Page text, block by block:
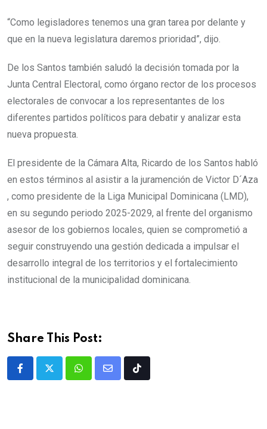
“Como legisladores tenemos una gran tarea por delante y
que en la nueva legislatura daremos prioridad”, dijo.
De los Santos también saludó la decisión tomada por la
Junta Central Electoral, como órgano rector de los procesos
electorales de convocar a los representantes de los
diferentes partidos políticos para debatir y analizar esta
nueva propuesta.
El presidente de la Cámara Alta, Ricardo de los Santos habló
en estos términos al asistir a la juramención de Victor D´Aza
, como presidente de la Liga Municipal Dominicana (LMD),
en su segundo periodo 2025-2029, al frente del organismo
asesor de los gobiernos locales, quien se comprometió a
seguir construyendo una gestión dedicada a impulsar el
desarrollo integral de los territorios y el fortalecimiento
institucional de la municipalidad dominicana.
Share This Post: